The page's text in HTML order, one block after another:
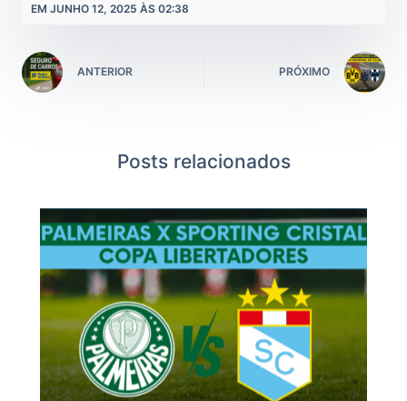
EM JUNHO 12, 2025 ÀS 02:38
ANTERIOR PRÓXIMO
Posts relacionados